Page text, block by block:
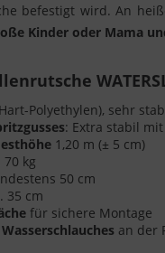
befestigt wird. An
Kinder oder Mama
Polyethylen), sehr
: Extra stabil
1,20 m (± 5 cm)
70 kg
50 cm
35 cm
für sichere Montage
an der